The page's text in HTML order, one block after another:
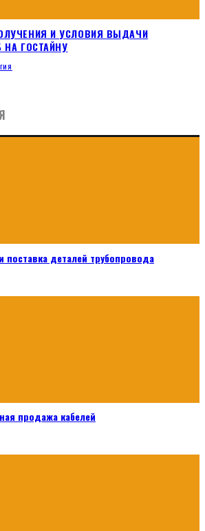
И УСЛОВИЯ ВЫДАЧИ
ГОСТАЙНУ
поставка деталей трубопровода
продажа кабелей